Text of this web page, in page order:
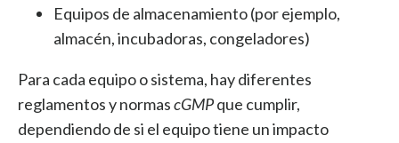
Equipos de almacenamiento (por ejemplo,
almacén, incubadoras, congeladores)
Para cada equipo o sistema, hay diferentes
reglamentos y normascGMPque cumplir,
dependiendo de si el equipo tiene un impacto